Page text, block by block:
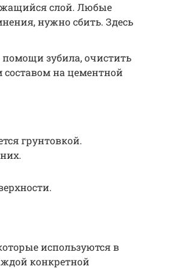
слой. Любые
нужно сбить. Здесь
зубила, очистить
на цементной
грунтовкой.
используются в
конкретной